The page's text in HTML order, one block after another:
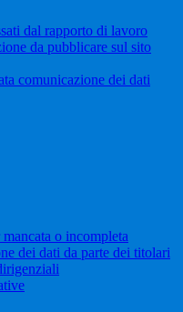
dal rapporto di lavoro
da pubblicare sul sito
comunicazione dei dati
o incompleta
dei dati da parte dei titolari